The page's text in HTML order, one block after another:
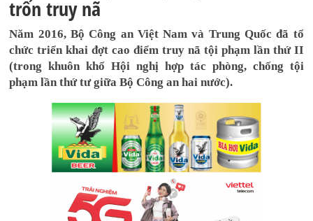
trốn truy nã
Năm 2016, Bộ Công an Việt Nam và Trung Quốc đã tổ
chức triển khai đợt cao điểm truy nã tội phạm lần thứ II
(trong khuôn khổ Hội nghị hợp tác phòng, chống tội
phạm lần thứ tư giữa Bộ Công an hai nước).